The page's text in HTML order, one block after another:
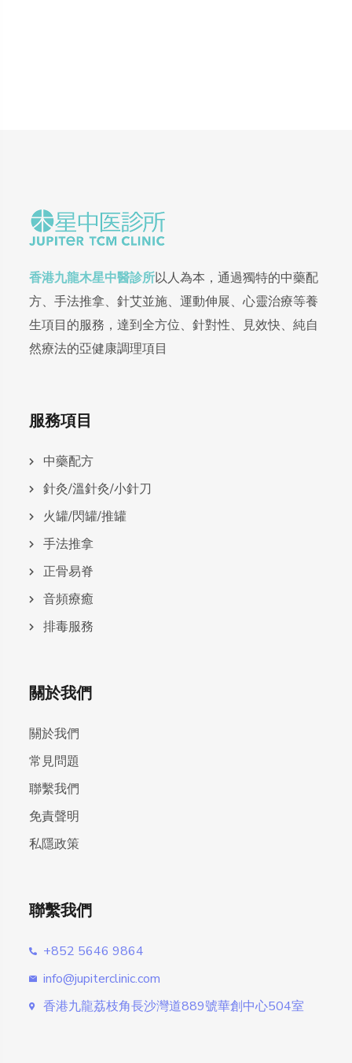
香港九龍木星中醫診所以人為本，通過獨特的中藥配
方、手法推拿、針艾並施、運動伸展、心靈治療等養
生項目的服務，達到全方位、針對性、見效快、純自
然療法的亞健康調理項目
服務項目
中藥配方
針灸/溫針灸/小針刀
火罐/閃罐/推罐
手法推拿
正骨易脊
⾳頻療癒
排毒服務
關於我們
關於我們
常見問題
聯繫我們
免責聲明
私隱政策
聯繫我們
+852 5646 9864
info@jupiterclinic.com
香港九龍荔枝角長沙灣道889號華創中心504室